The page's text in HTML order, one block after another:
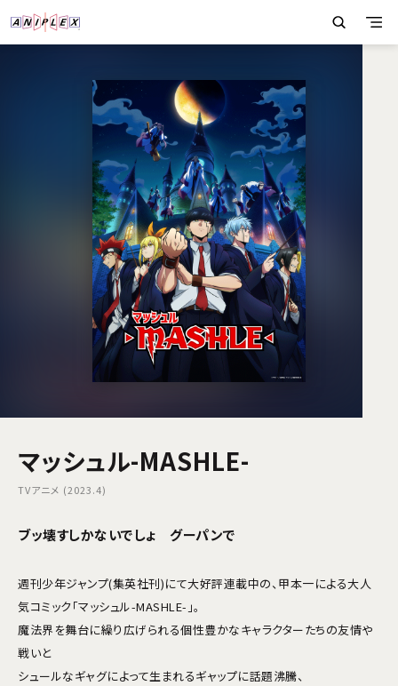
マッシュル-MASHLE-
TVアニメ (2023.4)
ブッ壊すしかないでしょ グーパンで
週刊少年ジャンプ(集英社刊)にて大好評連載中の、甲本一による大人
気コミック「マッシュル-MASHLE-」。
魔法界を舞台に繰り広げられる個性豊かなキャラクターたちの友情や
戦いと
シュールなギャグによって生まれるギャップに話題沸騰、